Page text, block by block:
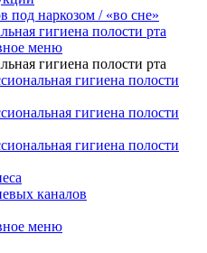
под наркозом / «во сне»
гигиена полости рта
меню
гигиена полости рта
гигиена полости
гигиена полости
гигиена полости
каналов
меню